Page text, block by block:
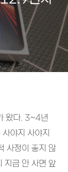
왔다. 3~4년
야지 사야지
사정이 좋지 않
지금 안 사면 앞